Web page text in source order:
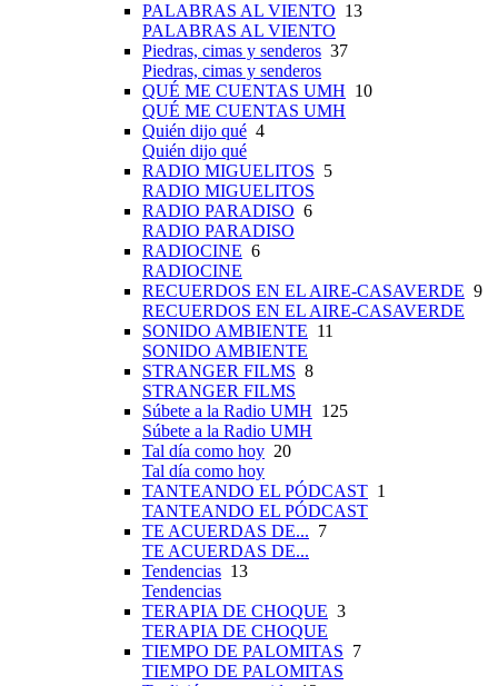
PALABRAS AL VIENTO 13
PALABRAS AL VIENTO
Piedras, cimas y senderos 37
Piedras, cimas y senderos
QUÉ ME CUENTAS UMH 10
QUÉ ME CUENTAS UMH
Quién dijo qué 4
Quién dijo qué
RADIO MIGUELITOS 5
RADIO MIGUELITOS
RADIO PARADISO 6
RADIO PARADISO
RADIOCINE 6
RADIOCINE
RECUERDOS EN EL AIRE-CASAVERDE 9
RECUERDOS EN EL AIRE-CASAVERDE
SONIDO AMBIENTE 11
SONIDO AMBIENTE
STRANGER FILMS 8
STRANGER FILMS
Súbete a la Radio UMH 125
Súbete a la Radio UMH
Tal día como hoy 20
Tal día como hoy
TANTEANDO EL PÓDCAST 1
TANTEANDO EL PÓDCAST
TE ACUERDAS DE... 7
TE ACUERDAS DE...
Tendencias 13
Tendencias
TERAPIA DE CHOQUE 3
TERAPIA DE CHOQUE
TIEMPO DE PALOMITAS 7
TIEMPO DE PALOMITAS